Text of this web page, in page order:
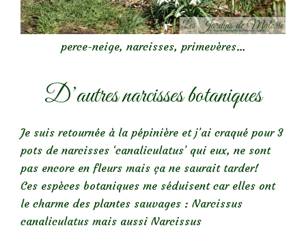
perce-neige, narcisses, primevères…
D’autres narcisses botaniques
Je suis retournée à la pépinière et j’ai craqué pour 3
pots de narcisses ‘canaliculatus’ qui eux, ne sont
pas encore en fleurs mais ça ne saurait tarder!
Ces espèces botaniques me séduisent car elles ont
le charme des plantes sauvages : Narcissus
canaliculatus mais aussi Narcissus